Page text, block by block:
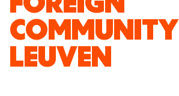
COMMUNITY
LEUVEN